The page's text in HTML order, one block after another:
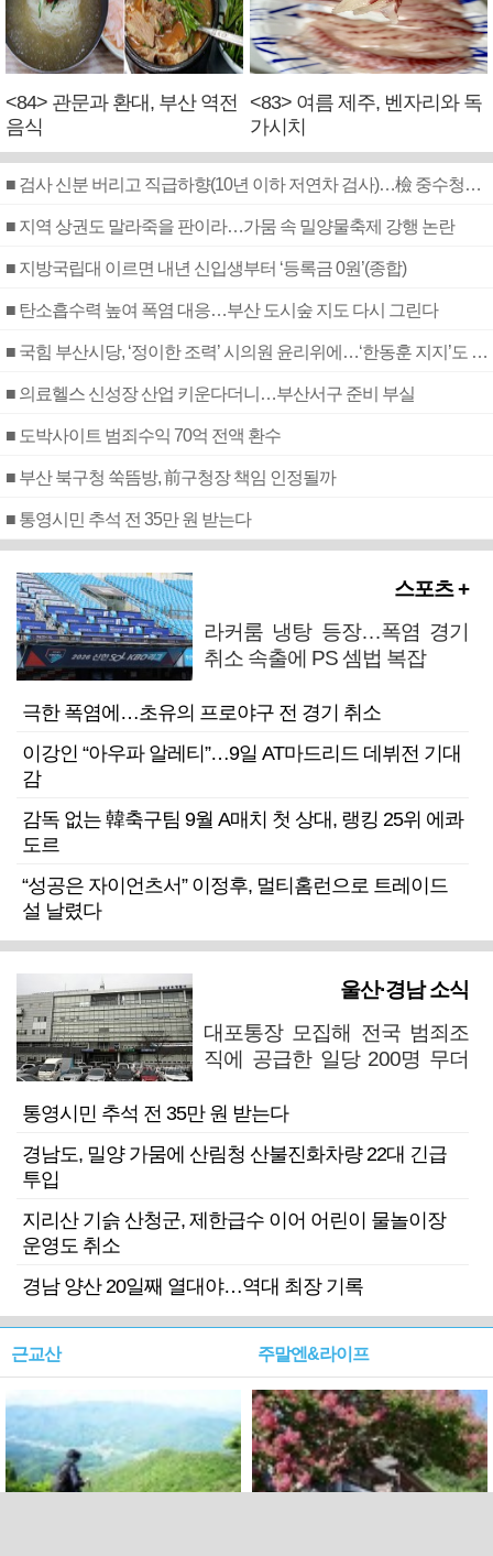
<84> 관문과 환대, 부산 역전
음식
<83> 여름 제주, 벤자리와 독
가시치
■ 검사 신분 버리고 직급하향(10년 이하 저연차 검사)…檢 중수청행 기피
■ 지역 상권도 말라죽을 판이라…가뭄 속 밀양물축제 강행 논란
■ 지방국립대 이르면 내년 신입생부터 ‘등록금 0원’(종합)
■ 탄소흡수력 높여 폭염 대응…부산 도시숲 지도 다시 그린다
■ 국힘 부산시당, ‘정이한 조력’ 시의원 윤리위에…‘한동훈 지지’도 신고접수
■ 의료헬스 신성장 산업 키운다더니…부산서구 준비 부실
■ 도박사이트 범죄수익 70억 전액 환수
■ 부산 북구청 쑥뜸방, 前구청장 책임 인정될까
■ 통영시민 추석 전 35만 원 받는다
스포츠 +
라커룸 냉탕 등장…폭염 경기
취소 속출에 PS 셈법 복잡
극한 폭염에…초유의 프로야구 전 경기 취소
이강인 “아우파 알레티”…9일 AT마드리드 데뷔전 기대
감
감독 없는 韓축구팀 9월 A매치 첫 상대, 랭킹 25위 에콰
도르
“성공은 자이언츠서” 이정후, 멀티홈런으로 트레이드
설 날렸다
울산·경남 소식
대포통장 모집해 전국 범죄조
직에 공급한 일당 200명 무더
통영시민 추석 전 35만 원 받는다
경남도, 밀양 가뭄에 산림청 산불진화차량 22대 긴급
투입
지리산 기슭 산청군, 제한급수 이어 어린이 물놀이장
운영도 취소
경남 양산 20일째 열대야…역대 최장 기록
근교산 주말엔&라이프